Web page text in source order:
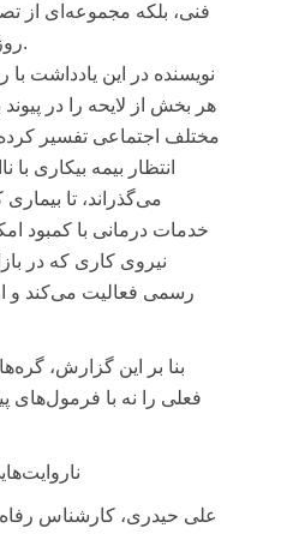
فنی، بلکه مجموعه‌ای از
روزمره مردم بازخوانی کند.
نویسنده در این یادداشت با
هر بخش از لایحه را در
مختلف اجتماعی تفسیر
انتظار بیمه بیکاری با
می‌گذراند، تا
خدمات درمانی با کمبود
نیروی کاری که در
رسمی فعالیت می‌کند و
بنا بر این گزارش،
علی حیدری، کارشناس رفاه